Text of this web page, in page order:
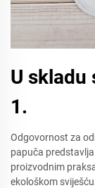
U skladu
1.
Odgovornost za
papuča
proizvodnim
ekološkom